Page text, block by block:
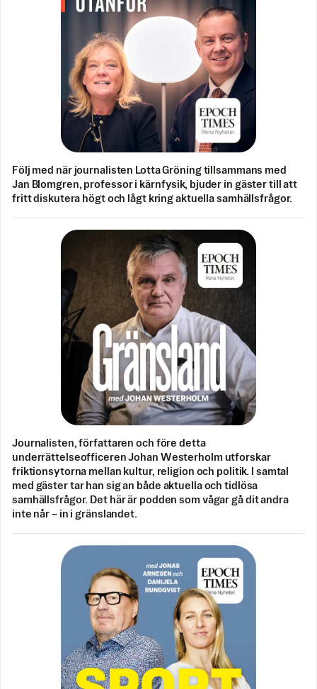
Följ med när journalisten Lotta Gröning tillsammans med
Jan Blomgren, professor i kärnfysik, bjuder in gäster till att
fritt diskutera högt och lågt kring aktuella samhällsfrågor.
Journalisten, författaren och före detta
underrättelseofficeren Johan Westerholm utforskar
friktionsytorna mellan kultur, religion och politik. I samtal
med gäster tar han sig an både aktuella och tidlösa
samhällsfrågor. Det här är podden som vågar gå dit andra
inte når – in i gränslandet.